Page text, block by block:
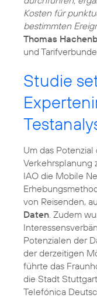
Kosten für
bestimmten
Thomas
und
Studie
Um das
Verkehrsplanung
IAO die Mobile
von Reisenden,
Daten . Zudem
Potenzialen der
der derzeitigen
führte das
die Stadt
Telefónica